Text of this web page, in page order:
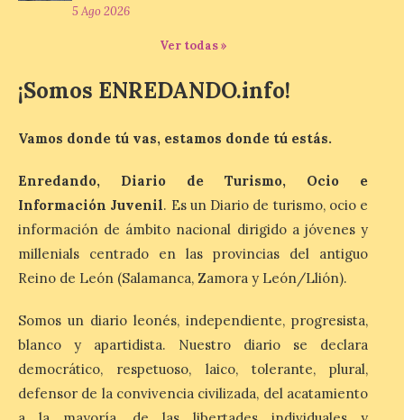
7 Ago 2026
Lleida, especialmente El
Segrià y Les Garrigues, se
privilegiado para observar este fenómeno
a las 20.30 h, la Luna […]
El Ayuntamiento de
Zamora recibe a la Banda
de Música tras sus
Kerkrade
7 Ago 2026
La agrupación zamorana
5 Ago 2026
Ver todas »
¡Somos ENREDANDO.info!
Vamos donde tú vas, estamos donde tú estás.
Enredando, Diario de Turismo, Ocio e
Información Juvenil. Es un Diario de turismo, ocio e
información de ámbito nacional dirigido a jóvenes y
millenials centrado en las provincias del antiguo
Reino de León (Salamanca, Zamora y León/Llión).
Somos un diario leonés, independiente, progresista,
blanco y apartidista. Nuestro diario se declara
democrático, respetuoso, laico, tolerante, plural,
defensor de la convivencia civilizada, del acatamiento